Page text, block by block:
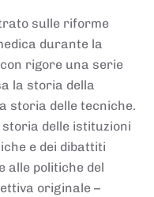
sulle riforme
durante la
rigore una serie
la storia della
storia delle tecniche.
delle istituzioni
e dei dibattiti
alle politiche del
originale –